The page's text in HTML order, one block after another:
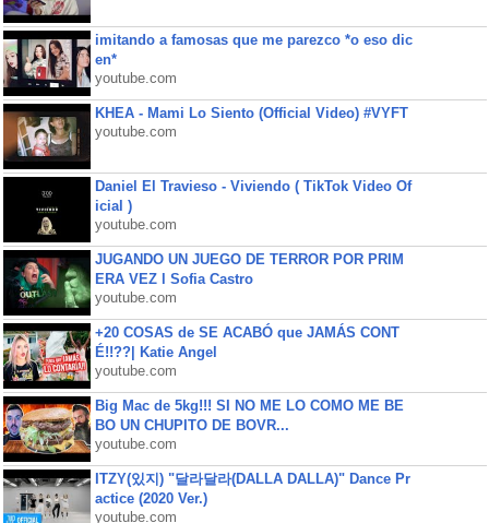
imitando a famosas que me parezco *o eso dic
en*
youtube.com
KHEA - Mami Lo Siento (Official Video) #VYFT
youtube.com
Daniel El Travieso - Viviendo ( TikTok Video Of
icial )
youtube.com
JUGANDO UN JUEGO DE TERROR POR PRIM
ERA VEZ l Sofia Castro
youtube.com
+20 COSAS de SE ACABÓ que JAMÁS CONT
É!!??| Katie Angel
youtube.com
Big Mac de 5kg!!! SI NO ME LO COMO ME BE
BO UN CHUPITO DE BOVR...
youtube.com
ITZY(있지) "달라달라(DALLA DALLA)" Dance Pr
actice (2020 Ver.)
youtube.com